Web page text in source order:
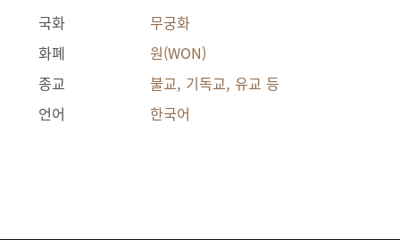
국화
무궁화
화폐
원(WON)
종교
불교, 기독교, 유교 등
언어
한국어